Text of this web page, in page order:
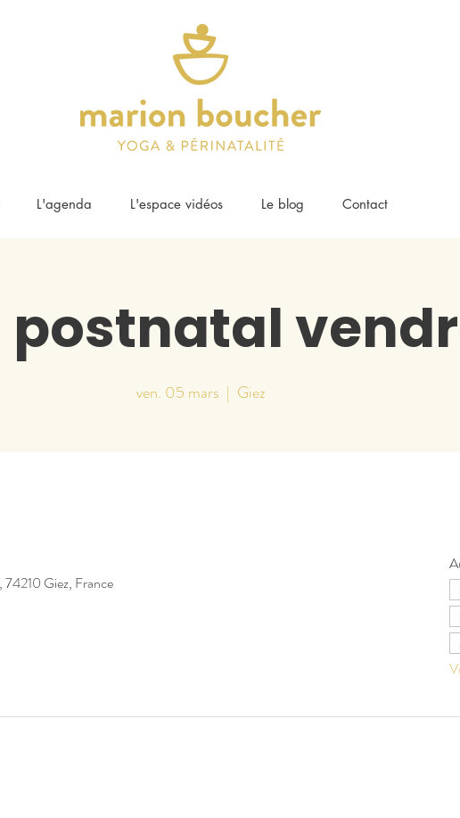
L'agenda L'espace vidéos Le blog Contact
postnatal
ven. 05 mars
  |
Giez
Giez, France